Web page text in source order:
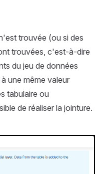
trouvée (ou si des
trouvées, c'est-à-dire
du jeu de données
une même valeur
tabulaire ou
de réaliser la jointure.